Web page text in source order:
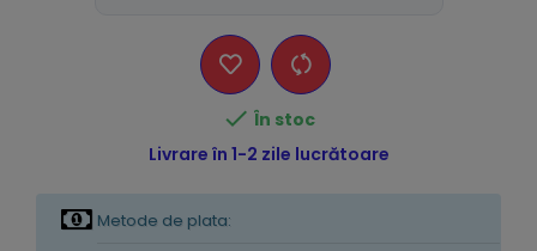
 În stoc
Livrare în 1-2 zile lucrătoare
Metode de plata: